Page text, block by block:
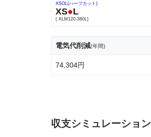
XSOL(ハーフカット)
XS●L
( XLM120-380L)
電気代削減(年間)
74,304円
収支シミュレーション